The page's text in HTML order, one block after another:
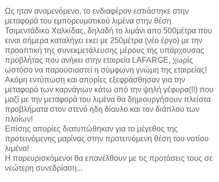
Ως ηταν αναμενόμενο, το ενδιαφέρον εστιάστηκε στην
μεταφορά του εμπορευματικού λιμένα στην θέση
Τσιμεντάδικο Χαλκίδας, δηλαδή το λιμάνι απο 500μέτρα που
ειναι σήμερα καταλήγει εκει με 250μέτρα (νέο έργο) με την
προοπτική της συνεκμετάλευσης μέρους της υπάρχουσας
προβλήτας που ανήκει στην εταιρεία LAFARGE, χωρίς
ωστόσο να παρουσιαστεί η σύμφωνη γνώμη της εταιρείας!
Ακόμη εντύπωση και απορίες εξεφράσθησαν για την
μεταφορά των καρνάγιων κάτω από την ψηλή γέφυρα(!!) που
μαζί με την μεταφορά του λιμένα θα δημιουργήσουν πλείστα
προβλήματα στον στενό ηδη δίαυλο και τον διάπλου των
πλοίων!
Επίσης απορίες διατυπώθηκαν για το μέγεθος της
προτεινόμενης μαρίνας στην προτεινόμενη θέση του νοτίου
λιμένα!
Η παρευρισκόμενοι θα επανέλθουν με τις προτάσεις τους σε
νεώτερη συνεδρίαση...